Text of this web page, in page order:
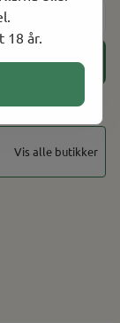
18 år.
Vis alle butikker